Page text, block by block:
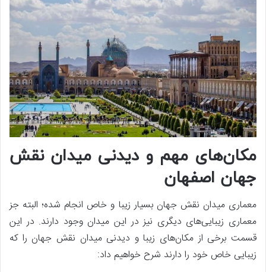
مکان‌های مهم و دیدنی میدان نقش
جهان اصفهان
معماری میدان نقش جهان بسیار زیبا و خاص انجام شده؛ البته جز
معماری زیبایی‌های دیگری نیز در این میدان وجود دارند. در این
قسمت برخی از مکان‌های زیبا و دیدنی میدان نقش جهان را که
زیبایی خاص خود را دارند شرح خواهیم داد: